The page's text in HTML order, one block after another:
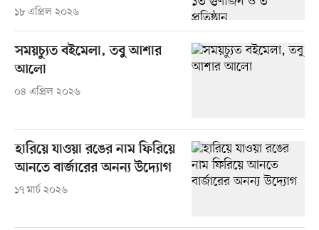
১৮ এপ্রিল ২০২৬
সময়চ্যুত বইমেলা, তবু আশার
আলো
০৪ এপ্রিল ২০২৬
হারিয়ে যাওয়া রঙের নাম ফিরিয়ে
আনতে বার্জারের অনন্য উদ্যোগ
১৭ মার্চ ২০২৬